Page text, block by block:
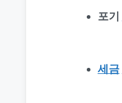
포기
세금